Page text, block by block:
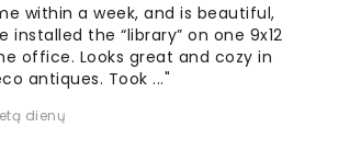
within a week, and is beautiful,
installed the “library” on one 9x12
office. Looks great and cozy in
antiques. Took ..."
dienų